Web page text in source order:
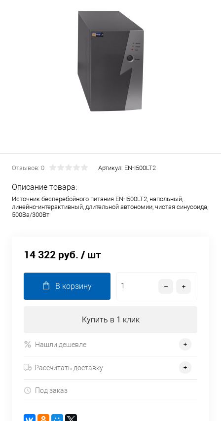
Отзывов: 0 Артикул: EN-I500LT2
Описание товара:
Источник бесперебойного питания EN-I500LT2, напольный,
линейно-интерактивный, длительной автономии, чистая синусоида,
500Ва/300Вт
14 322 руб. / шт
В корзину
Купить в 1 клик
Нашли дешевле
Рассчитать доставку
Под заказ